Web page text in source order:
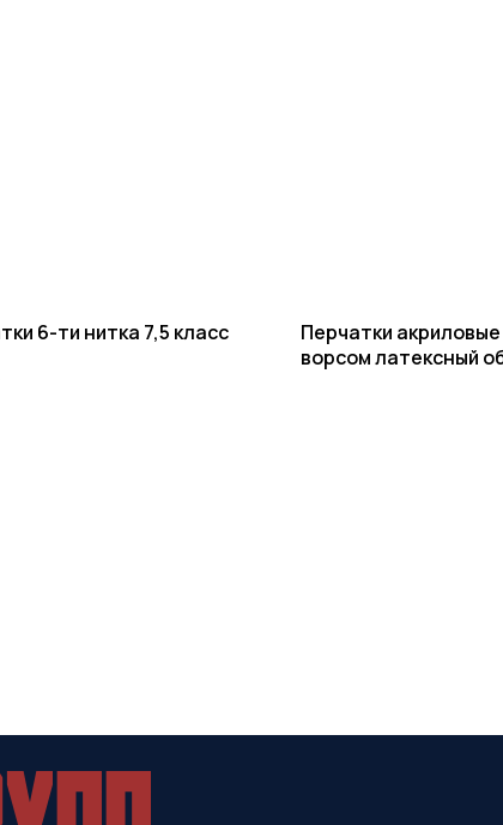
6-ти нитка 7,5 класс
Перчатки акриловые
ворсом латексный